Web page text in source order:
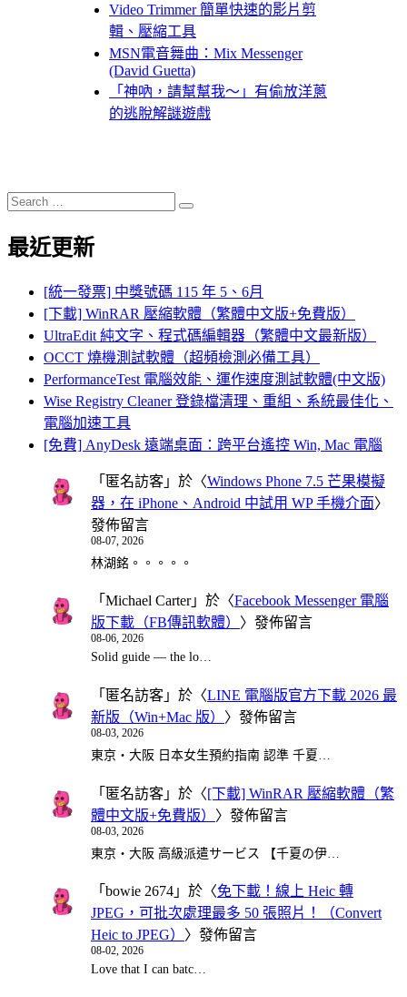
Video Trimmer 簡單快速的影片剪
輯、壓縮工具
MSN電音舞曲：Mix Messenger
(David Guetta)
「神吶，請幫幫我～」有偷放洋蔥
的逃脫解謎遊戲
Search
for:
Search
最近更新
[統一發票] 中獎號碼 115 年 5、6月
[下載] WinRAR 壓縮軟體（繁體中文版+免費版）
UltraEdit 純文字、程式碼編輯器（繁體中文最新版）
OCCT 燒機測試軟體（超頻檢測必備工具）
PerformanceTest 電腦效能、運作速度測試軟體(中文版)
Wise Registry Cleaner 登錄檔清理、重組、系統最佳化、
電腦加速工具
[免費] AnyDesk 遠端桌面：跨平台遙控 Win, Mac 電腦
「 匿名訪客 」於〈Windows Phone 7.5 芒果模擬
器，在 iPhone、Android 中試用 WP 手機介面〉
發佈留言
08-07, 2026
林湖銘。。。。。
「 Michael Carter」於〈Facebook Messenger 電腦
版下載（FB傳訊軟體） 〉發佈留言
08-06, 2026
Solid guide — the lo…
「 匿名訪客 」於〈LINE 電腦版官方下載 2026 最
新版（Win+Mac 版） 〉發佈留言
08-03, 2026
東京・大阪 日本女生預約指南 認準 千夏…
「 匿名訪客 」於〈[下載] WinRAR 壓縮軟體（繁
體中文版+免費版） 〉發佈留言
08-03, 2026
東京・大阪 高級派遣サービス 【千夏の伊…
「 bowie 2674 」於〈免下載！線上 Heic 轉
JPEG，可批次處理最多 50 張照片！（Convert
Heic to JPEG） 〉發佈留言
08-02, 2026
Love that I can batc…